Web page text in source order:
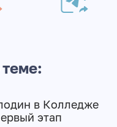
в Колледже
этап